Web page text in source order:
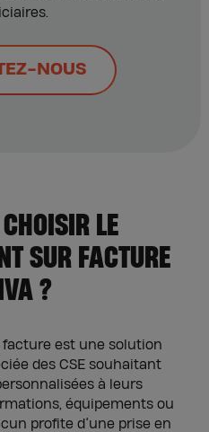
NOUS
LE
SUR FACTURE
?
est une solution
des CSE souhaitant
à leurs
équipements ou
profite d’une prise en